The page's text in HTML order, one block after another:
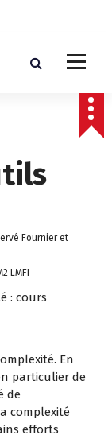
Fournier et
LMFI
: cours
En
particulier de
de
complexité
efforts